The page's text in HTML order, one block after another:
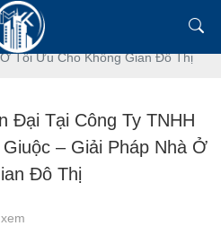
Công Ty TNHH MTV Minh Khoa
Tối Ưu Cho Không Gian Đô Thị
Đại Tại Công Ty TNHH
– Giải Pháp Nhà Ở
Đô Thị